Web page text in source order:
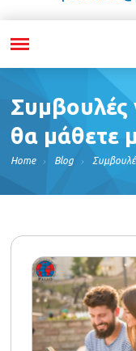
Συμβουλές
θα μάθετε
Home Blog